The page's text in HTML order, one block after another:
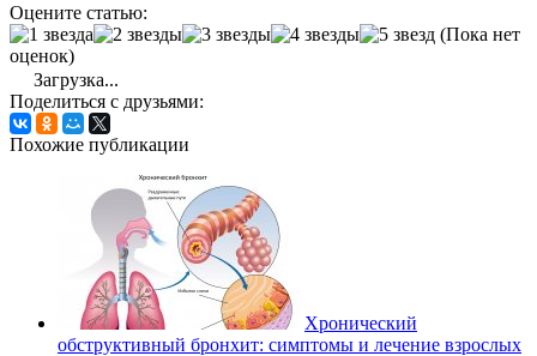
Оцените статью:
(Пока нет
оценок)
Загрузка...
Поделиться с друзьями:
Похожие публикации
Хронический
обструктивный бронхит: симптомы и лечение взрослых